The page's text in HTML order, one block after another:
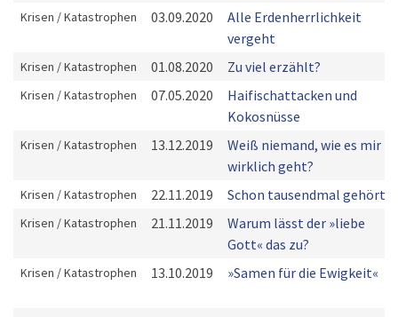
Krisen / Katastrophen 03.09.2020
Alle Erdenherrlichkeit
vergeht
Krisen / Katastrophen 01.08.2020 Zu viel erzählt?
Krisen / Katastrophen 07.05.2020
Haifischattacken und
Kokosnüsse
Krisen / Katastrophen 13.12.2019
Weiß niemand, wie es mir
wirklich geht?
Krisen / Katastrophen 22.11.2019 Schon tausendmal gehört!
Krisen / Katastrophen 21.11.2019
Warum lässt der »liebe
Gott« das zu?
Krisen / Katastrophen 13.10.2019 »Samen für die Ewigkeit«